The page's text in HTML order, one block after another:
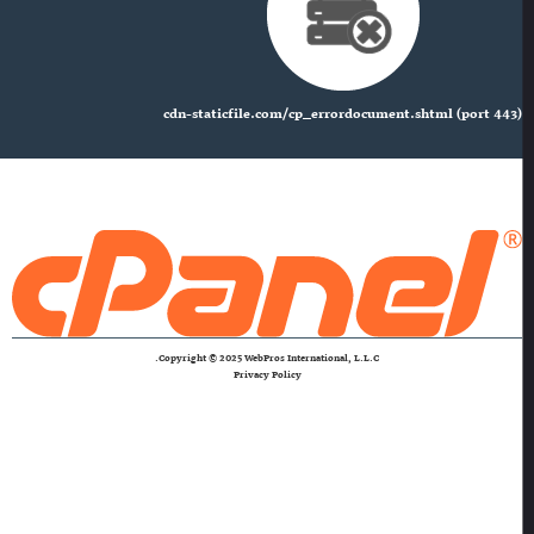
cdn-staticfile.com/cp_errordocument.shtml (port 443)
Copyright © 2025 WebPros International, L.L.C.
Privacy Policy